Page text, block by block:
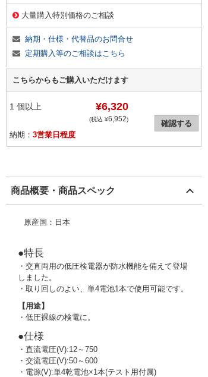
大量購入特別価格のご相談
納期・仕様・代替品のお問合せ
定期購入等のご相談はこちら
こちらからもご購入いただけます
1 個以上 ¥6,320
(税込 ¥6,952)
納期： 3営業日程度
確認する
商品概要・商品スペック
原産国：日本
●特長
・交直両用の低圧検電器が防水機能を備えて登場
しました。
・取り回しのよい、単4電池1本で使用可能です。
【用途】
・低圧裸線の検電に。
●仕様
・直流電圧(V):12～750
・交流電圧(V):50～600
・電源(V):単4乾電池×1本(テスト用付属)